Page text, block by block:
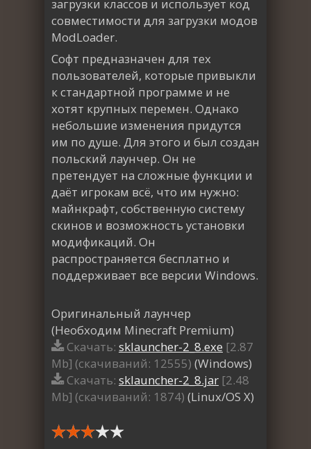
загрузки классов и использует код
совместимости для загрузки модов
ModLoader.
Софт предназначен для тех
пользователей, которые привыкли
к стандартной программе и не
хотят крупных перемен. Однако
небольшие изменения придутся
им по душе. Для этого и был создан
польский лаунчер. Он не
претендует на сложные функции и
даёт игрокам всё, что им нужно:
майнкрафт, собственную систему
скинов и возможность установки
модификаций. Он
распространяется бесплатно и
поддерживает все версии Windows.
Оригинальный лаунчер
(Необходим Minecraft Premium)
Скачать: sklauncher-2_8.exe [2.87
Mb] (cкачиваний: 12555) (Windows)
Скачать: sklauncher-2_8.jar [2.48
Mb] (cкачиваний: 1874) (Linux/OS X)